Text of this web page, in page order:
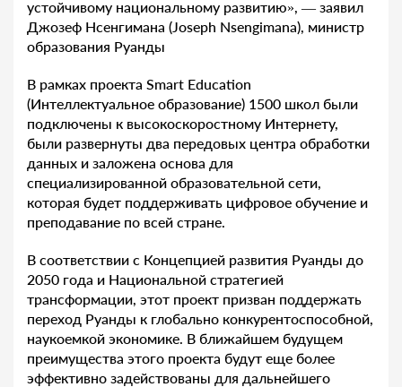
устойчивому национальному развитию», — заявил
Джозеф Нсенгимана (Joseph Nsengimana), министр
образования Руанды
В рамках проекта Smart Education
(Интеллектуальное образование) 1500 школ были
подключены к высокоскоростному Интернету,
были развернуты два передовых центра обработки
данных и заложена основа для
специализированной образовательной сети,
которая будет поддерживать цифровое обучение и
преподавание по всей стране.
В соответствии с Концепцией развития Руанды до
2050 года и Национальной стратегией
трансформации, этот проект призван поддержать
переход Руанды к глобально конкурентоспособной,
наукоемкой экономике. В ближайшем будущем
преимущества этого проекта будут еще более
эффективно задействованы для дальнейшего